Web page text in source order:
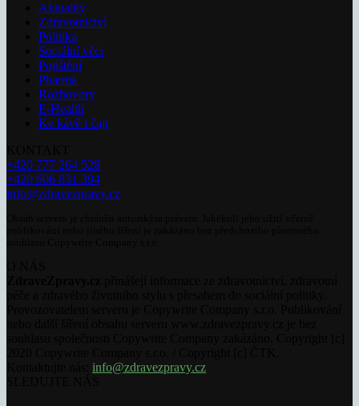
Aktuality
Zdravotnictví
Politika
Sociální věci
Pojištění
Pharma
Rozhovory
E-Health
Ke kávě i čaji
+420 777 264 528
+420 606 831 394
info@zdravezpravy.cz
info@zdravezpravy.cz